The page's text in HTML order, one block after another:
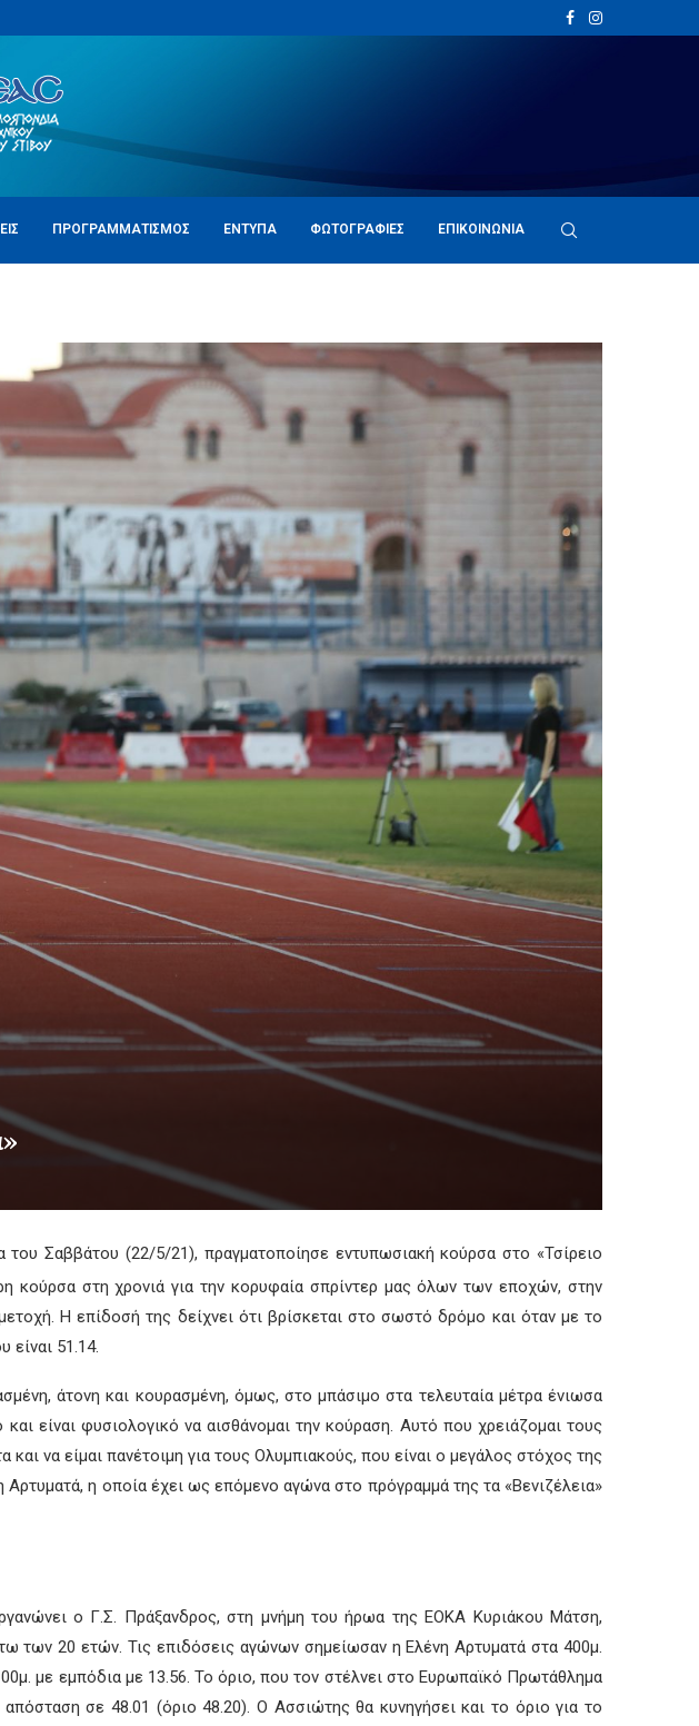
ΠΡΟΓΡΑΜΜΑΤΙΣΜΌΣ ΈΝΤΥΠΑ ΦΩΤΟΓΡΑΦΊΕΣ ΕΠΙΚΟΙΝΩΝΊΑ
Σαββάτου (22/5/21), πραγματοποίησε εντυπωσιακή κούρσα στο «Τσίρειο
κούρσα στη χρονιά για την κορυφαία σπρίντερ μας όλων των εποχών, στην
Η επίδοσή της δείχνει ότι βρίσκεται στο σωστό δρόμο και όταν με το
είναι 51.14.
άτονη και κουρασμένη, όμως, στο μπάσιμο στα τελευταία μέτρα ένιωσα
είναι φυσιολογικό να αισθάνομαι την κούραση. Αυτό που χρειάζομαι τους
να είμαι πανέτοιμη για τους Ολυμπιακούς, που είναι ο μεγάλος στόχος της
η οποία έχει ως επόμενο αγώνα στο πρόγραμμά της τα «Βενιζέλεια»
ο Γ.Σ. Πράξανδρος, στη μνήμη του ήρωα της ΕΟΚΑ Κυριάκου Μάτση,
των 20 ετών. Τις επιδόσεις αγώνων σημείωσαν η Ελένη Αρτυματά στα 400μ.
με εμπόδια με 13.56. Το όριο, που τον στέλνει στο Ευρωπαϊκό Πρωτάθλημα
σε 48.01 (όριο 48.20). Ο Ασσιώτης θα κυνηγήσει και το όριο για το